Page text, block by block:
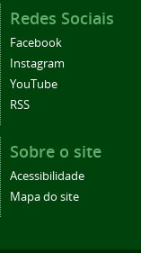
Redes Sociais
Facebook
Instagram
YouTube
RSS
Sobre o site
Acessibilidade
Mapa do site